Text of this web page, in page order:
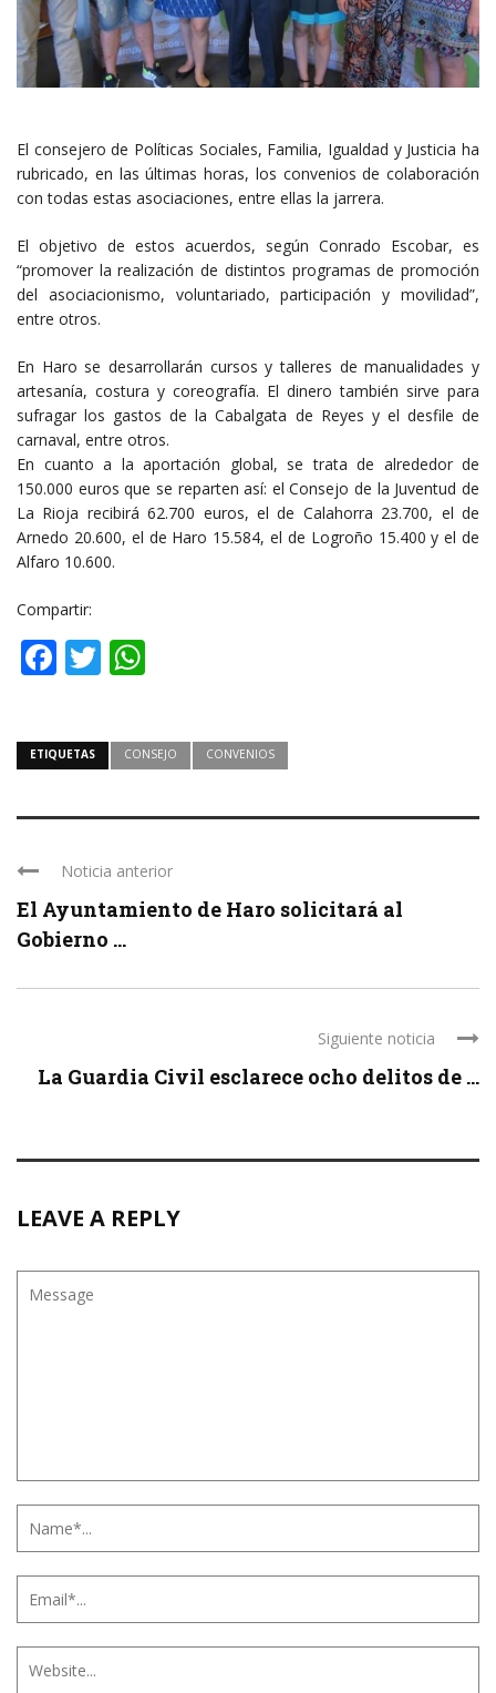
El consejero de Políticas Sociales, Familia, Igualdad y Justicia ha
rubricado, en las últimas horas, los convenios de colaboración
con todas estas asociaciones, entre ellas la jarrera.
El objetivo de estos acuerdos, según Conrado Escobar, es
“promover la realización de distintos programas de promoción
del asociacionismo, voluntariado, participación y movilidad”,
entre otros.
En Haro se desarrollarán cursos y talleres de manualidades y
artesanía, costura y coreografía. El dinero también sirve para
sufragar los gastos de la Cabalgata de Reyes y el desfile de
carnaval, entre otros.
En cuanto a la aportación global, se trata de alrededor de
150.000 euros que se reparten así: el Consejo de la Juventud de
La Rioja recibirá 62.700 euros, el de Calahorra 23.700, el de
Arnedo 20.600, el de Haro 15.584, el de Logroño 15.400 y el de
Alfaro 10.600.
Compartir:
Facebook
Twitter
ETIQUETAS CONSEJO CONVENIOS
Noticia anterior
El Ayuntamiento de Haro solicitará al
Gobierno ...
Siguiente noticia
La Guardia Civil esclarece ocho delitos de ...
LEAVE A REPLY